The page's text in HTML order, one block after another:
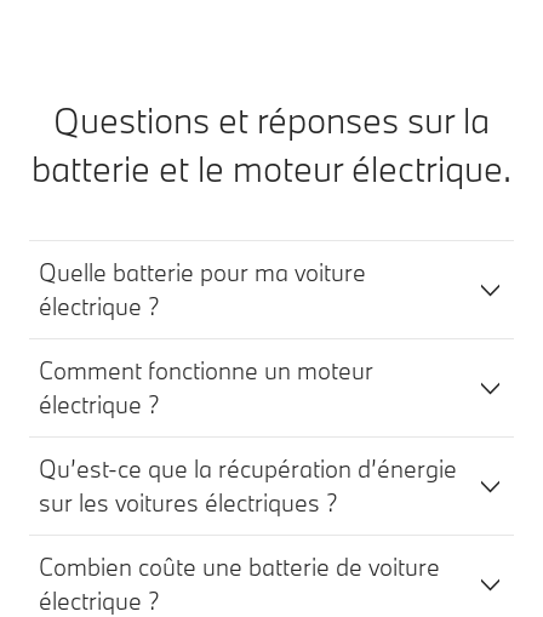
Questions et réponses sur la
batterie et le moteur électrique.
Quelle batterie pour ma voiture
électrique ?
Comment fonctionne un moteur
électrique ?
Qu’est-ce que la récupération d’énergie
sur les voitures électriques ?
Combien coûte une batterie de voiture
électrique ?